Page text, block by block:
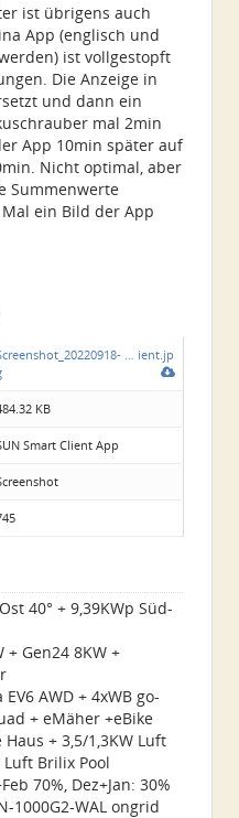
ist übrigens auch
App (englisch und
ist vollgestopft
Die Anzeige in
und dann ein
mal 2min
App 10min später auf
Nicht optimal, aber
Summenwerte
ein Bild der App
… ient.jp
KB
Smart Client App
40° + 9,39KWp Süd-
+ Gen24 8KW +
EV6 AWD + 4xWB go-
+ eMäher +eBike
+ 3,5/1,3KW Luft
Brilix Pool
70%, Dez+Jan: 30%
1000G2-WAL ongrid